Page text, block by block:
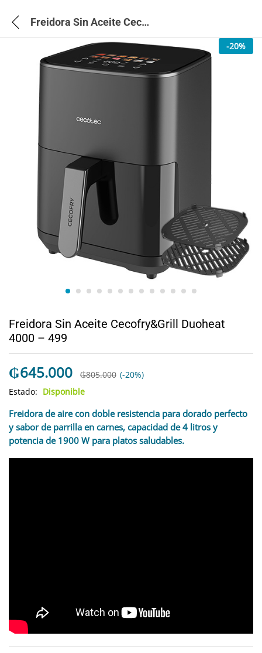
Freidora Sin Aceite Cecofry&Grill Duoheat 4000 – 499
-20%
Freidora Sin Aceite Cecofry&Grill Duoheat
4000 – 499
₲645.000 ₲805.000 (-20%)
Estado: Disponible
Freidora de aire con doble resistencia para dorado perfecto
y sabor de parrilla en carnes, capacidad de 4 litros y
potencia de 1900 W para platos saludables.